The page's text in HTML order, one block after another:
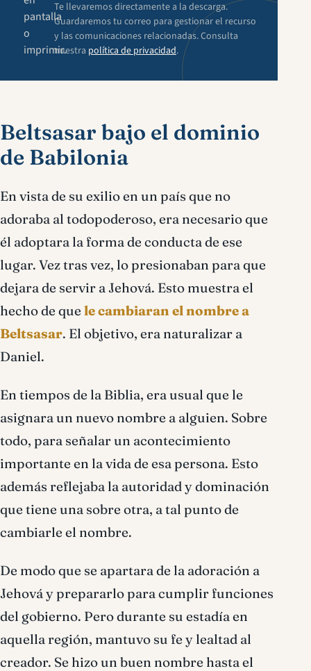
pantalla
o
imprimir.
Te llevaremos directamente a la descarga.
Guardaremos tu correo para gestionar el recurso
y las comunicaciones relacionadas. Consulta
nuestra política de privacidad.
Beltsasar bajo el dominio
de Babilonia
En vista de su exilio en un país que no
adoraba al todopoderoso, era necesario que
él adoptara la forma de conducta de ese
lugar. Vez tras vez, lo presionaban para que
dejara de servir a Jehová. Esto muestra el
hecho de que le cambiaran el nombre a
Beltsasar. El objetivo, era naturalizar a
Daniel.
En tiempos de la Biblia, era usual que le
asignara un nuevo nombre a alguien. Sobre
todo, para señalar un acontecimiento
importante en la vida de esa persona. Esto
además reflejaba la autoridad y dominación
que tiene una sobre otra, a tal punto de
cambiarle el nombre.
De modo que se apartara de la adoración a
Jehová y prepararlo para cumplir funciones
del gobierno. Pero durante su estadía en
aquella región, mantuvo su fe y lealtad al
creador. Se hizo un buen nombre hasta el